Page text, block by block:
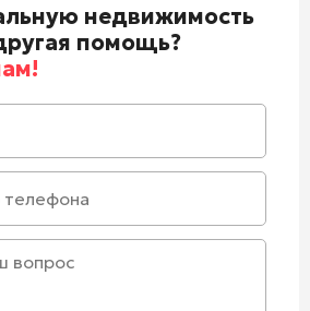
недвижимость
помощь?